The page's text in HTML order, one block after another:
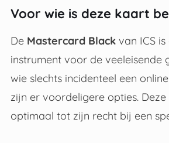
Voor wie is deze kaart
De Mastercard Blackvan ICS is
instrument voor de veeleisende
wie slechts incidenteel een
zijn er voordeligere opties.
optimaal tot zijn recht bij een